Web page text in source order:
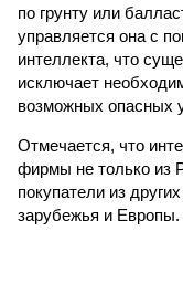
по грунту или
управляется она с
интеллекта, что
исключает
возможных опасных
Отмечается, что
фирмы не только из
покупатели из
зарубежья и Европы.